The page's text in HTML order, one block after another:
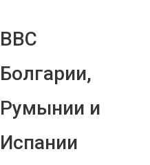
ВВС
Болгарии,
Румынии и
Испании